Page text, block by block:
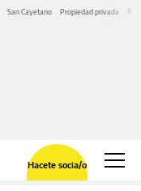
San Cayetano Propiedad privada
Hacete socia/o